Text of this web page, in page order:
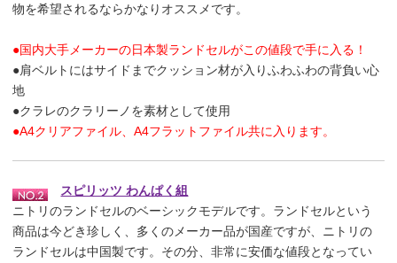
物を希望されるならかなりオススメです。
●国内大手メーカーの日本製ランドセルがこの値段で手に入る！
●肩ベルトにはサイドまでクッション材が入りふわふわの背負い心
地
●クラレのクラリーノを素材として使用
●A4クリアファイル、A4フラットファイル共に入ります。
スピリッツ わんぱく組
ニトリのランドセルのベーシックモデルです。ランドセルという
商品は今どき珍しく、多くのメーカー品が国産ですが、ニトリの
ランドセルは中国製です。その分、非常に安価な値段となってい